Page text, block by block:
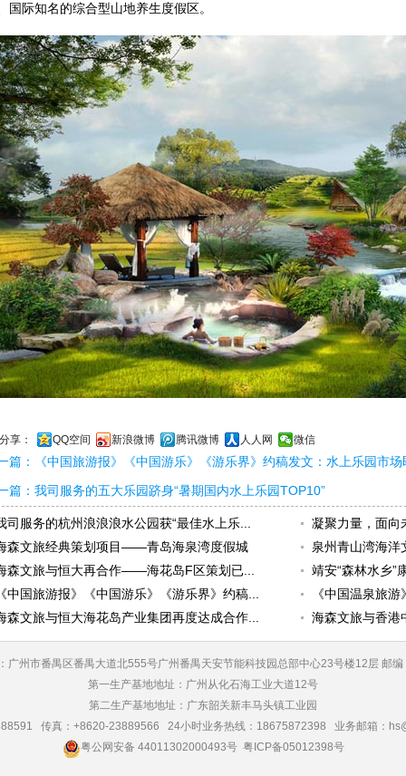
国际知名的综合型山地养生度假区。
分享： QQ空间 新浪微博 腾讯微博 人人网 微信
篇：
《中国旅游报》《中国游乐》《游乐界》约稿发文：水上乐园市
篇： 我司服务的五大乐园跻身“暑期国内水上乐园TOP10”
司服务的杭州浪浪浪水公园获“最佳水上乐...
凝聚力量，面向
森文旅经典策划项目——青岛海泉湾度假城
泉州青山湾海洋
森文旅与恒大再合作——海花岛F区策划已...
靖安“森林水乡”
中国旅游报》《中国游乐》《游乐界》约稿...
《中国温泉旅
森文旅与恒大海花岛产业集团再度达成合作...
海森文旅与香港
广州市番禺区番禺大道北555号广州番禺天安节能科技园总部中心23号楼12层 邮
第一生产基地地址：广州从化石海工业大道12号
第二生产基地地址：广东韶关新丰马头镇工业园
传真：+8620-23889566 24小时业务热线：18675872398 业务邮箱：
粤公网安备 44011302000493号 粤ICP备05012398号